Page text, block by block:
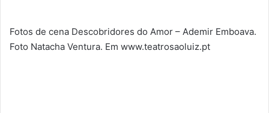
Fotos de cena Descobridores do Amor – Ademir Emboava.
Foto Natacha Ventura. Em www.teatrosaoluiz.pt